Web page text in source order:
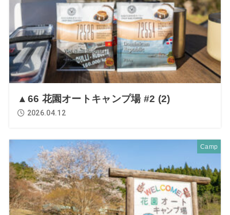
▲66 花園オートキャンプ場 #2 (2)
2026.04.12
Camp